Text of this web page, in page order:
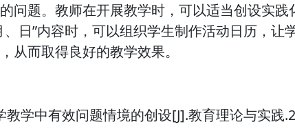
问题。教师在开展教学时，可以适当创设实践
、日”内容时，可以组织学生制作活动日历，让
从而取得良好的教学效果。
学中有效问题情境的创设[J].教育理论与实践